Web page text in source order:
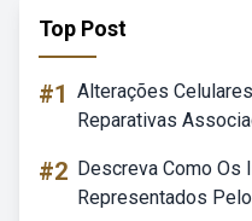
Top Post
#1 Alterações
Reparativas
#2 Descreva Como Os
Representados